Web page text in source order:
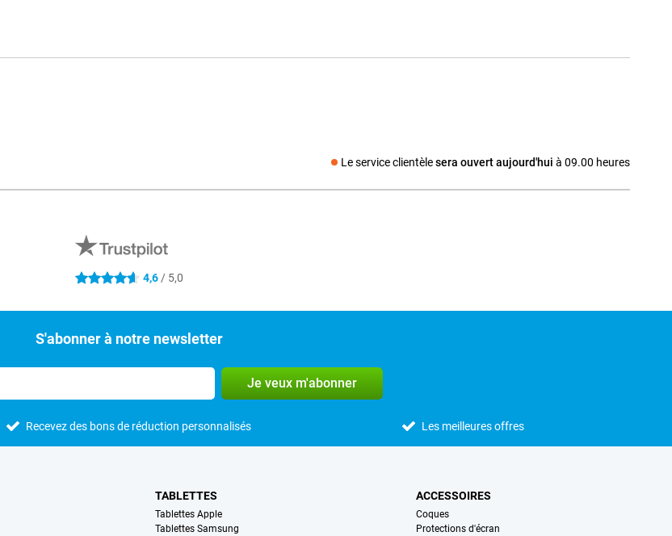
Le service clientèlesera ouvert aujourd'hui à 09.00 heures
Média social
4.6 étoiles 4,6 / 5,0
S'abonner à notre newsletter
Je veux m'abonner
Recevez des bons de réduction personnalisés Les meilleures offres
TABLETTES
Tablettes Apple
Tablettes Samsung
ACCESSOIRES
Coques
Protections d'écran